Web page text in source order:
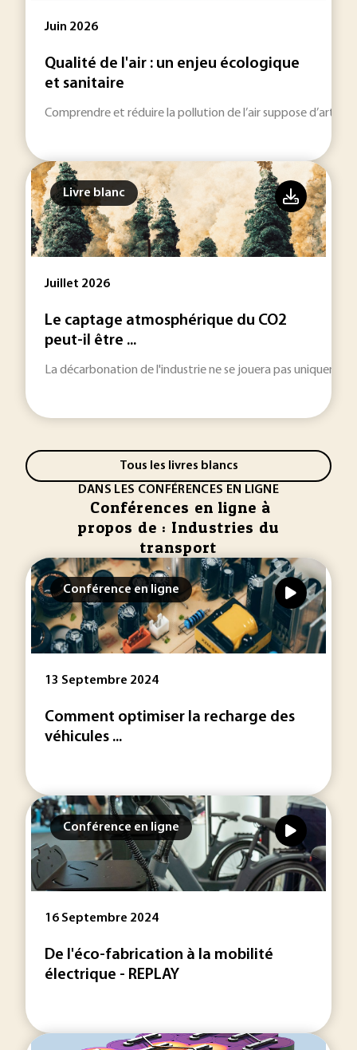
Juin 2026
Qualité de l'air : un enjeu écologique
et sanitaire
Comprendre et réduire la pollution de l’air suppose
Livre blanc
Juillet 2026
Le captage atmosphérique du CO2
peut-il être ...
La décarbonation de l'industrie ne se jouera pas
Tous les livres blancs
DANS LES CONFÉRENCES EN LIGNE
Conférences en ligne à
propos de : Industries du
transport
Conférence en ligne
13 Septembre 2024
Comment optimiser la recharge des
véhicules ...
Conférence en ligne
16 Septembre 2024
De l'éco-fabrication à la mobilité
électrique - REPLAY